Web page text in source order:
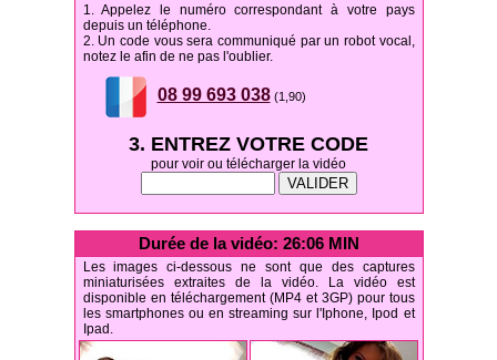
1. Appelez le numéro correspondant à votre pays
depuis un téléphone.
2. Un code vous sera communiqué par un robot vocal,
notez le afin de ne pas l'oublier.
08 99 693 038(1,90)
3. ENTREZ VOTRE CODE
pour voir ou télécharger la vidéo
Durée de la vidéo: 26:06 MIN
Les images ci-dessous ne sont que des captures
miniaturisées extraites de la vidéo. La vidéo est
disponible en téléchargement (MP4 et 3GP) pour tous
les smartphones ou en streaming sur l'Iphone, Ipod et
Ipad.